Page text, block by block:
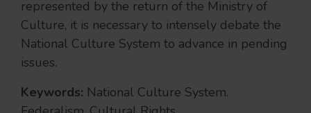
represented by the return of the Ministry of
Culture, it is necessary to intensely debate the
National Culture System to advance in pending
issues.
Keywords: National Culture System.